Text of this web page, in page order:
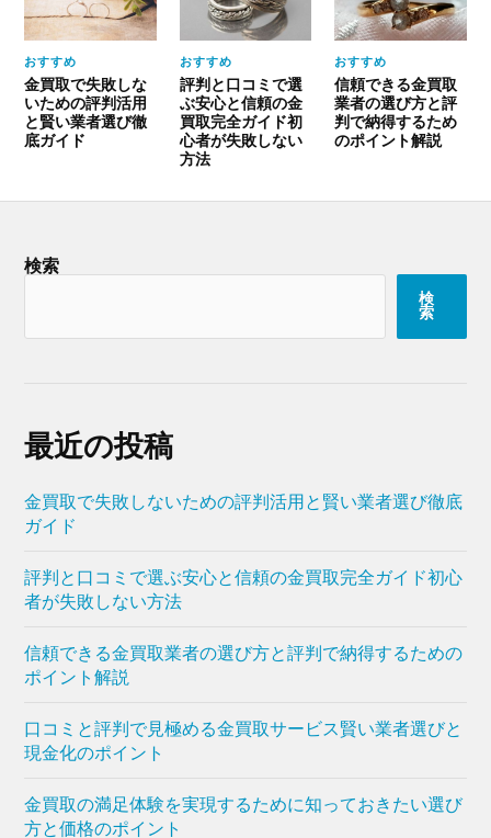
おすすめ
金買取で失敗しな
いための評判活用
と賢い業者選び徹
底ガイド
おすすめ
評判と口コミで選
ぶ安心と信頼の金
買取完全ガイド初
心者が失敗しない
方法
おすすめ
信頼できる金買取
業者の選び方と評
判で納得するため
のポイント解説
検索
検
索
最近の投稿
金買取で失敗しないための評判活用と賢い業者選び徹底
ガイド
評判と口コミで選ぶ安心と信頼の金買取完全ガイド初心
者が失敗しない方法
信頼できる金買取業者の選び方と評判で納得するための
ポイント解説
口コミと評判で見極める金買取サービス賢い業者選びと
現金化のポイント
金買取の満足体験を実現するために知っておきたい選び
方と価格のポイント